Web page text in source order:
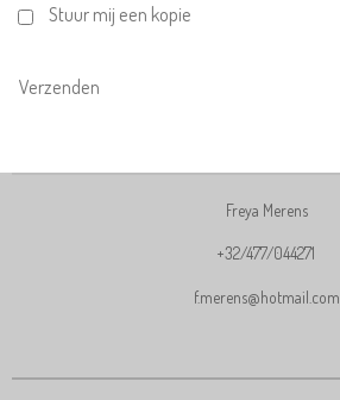
Stuur mij een kopie
Verzenden
Freya Merens
+32/477/044271
f.merens@hotmail.com